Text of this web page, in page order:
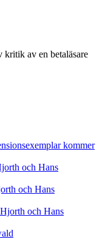
kritik av en betaläsare
kommer
och Hans
och Hans
och Hans